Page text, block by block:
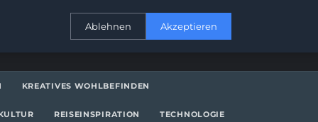
KONTAKT
KREATIVES WOHLBEFINDEN
REISEINSPIRATION TECHNOLOGIE
Ablehnen Akzeptieren